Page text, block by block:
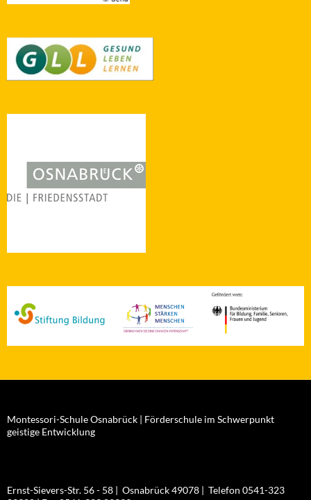
Montessori-Schule Osnabrück | Förderschule im Schwerpunkt
geistige Entwicklung
Ernst-Sievers-Str. 56 - 58 | Osnabrück 49078 | Telefon 0541-323